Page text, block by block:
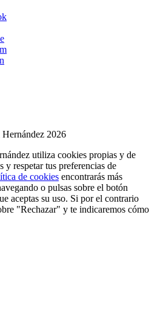
2026
utiliza cookies propias y de
y respetar tus preferencias de
de cookies encontrarás más
o pulsas sobre el botón
aceptas su uso. Si por el contrario
"Rechazar" y te indicaremos cómo